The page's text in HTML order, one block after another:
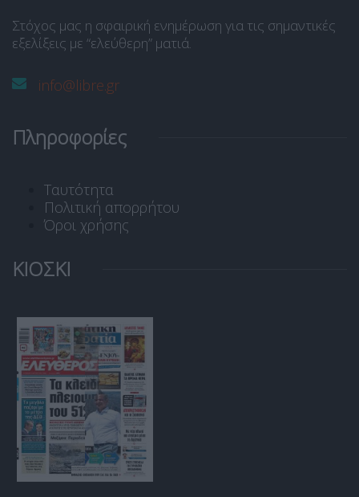
Στόχος μας η σφαιρική ενημέρωση για τις σημαντικές
εξελίξεις με “ελεύθερη” ματιά.
info@libre.gr
Πληροφορίες
Ταυτότητα
Πολιτική απορρήτου
Όροι χρήσης
ΚΙΟΣΚΙ